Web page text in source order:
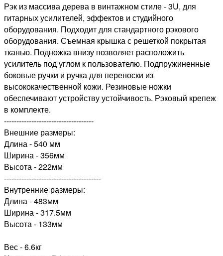
Рэк из массива дерева в винтажном стиле - 3U, для
гитарных усилителей, эффектов и студийного
оборудования. Подходит для стандартного рэкового
оборудования. Съемная крышка с решеткой покрытая
тканью. Подножка внизу позволяет расположить
усилитель под углом к пользователю. Подпружиненные
боковые ручки и ручка для переноски из
высококачественной кожи. Резиновые ножки
обеспечивают устройству устойчивость. Рэковый крепеж
в комплекте.
------------------------------------
Внешние размеры:
Длина - 540 мм
Ширина - 356мм
Высота - 222мм
---------------------------------------
Внутренние размеры:
Длина - 483мм
Ширина - 317.5мм
Высота - 133мм
Вес - 6.6кг